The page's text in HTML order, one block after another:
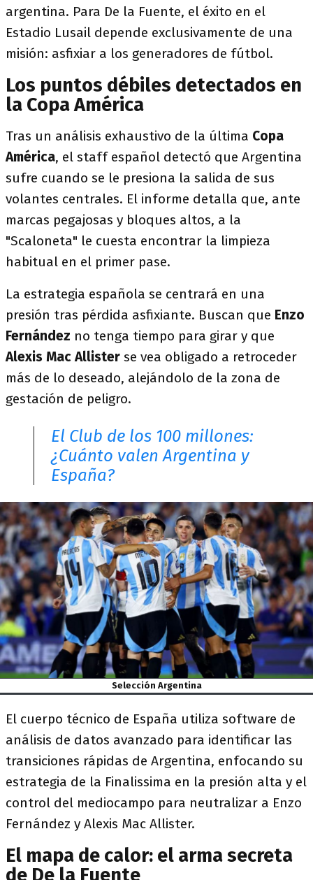
argentina. Para De la Fuente, el éxito en el
Estadio Lusail depende exclusivamente de una
misión: asfixiar a los generadores de fútbol.
Los puntos débiles detectados en
la Copa América
Tras un análisis exhaustivo de la última Copa
América, el staff español detectó que Argentina
sufre cuando se le presiona la salida de sus
volantes centrales. El informe detalla que, ante
marcas pegajosas y bloques altos, a la
"Scaloneta" le cuesta encontrar la limpieza
habitual en el primer pase.
La estrategia española se centrará en una
presión tras pérdida asfixiante. Buscan que Enzo
Fernández no tenga tiempo para girar y que
Alexis Mac Allister se vea obligado a retroceder
más de lo deseado, alejándolo de la zona de
gestación de peligro.
El Club de los 100 millones:
¿Cuánto valen Argentina y
España?
Selección Argentina
El cuerpo técnico de España utiliza software de
análisis de datos avanzado para identificar las
transiciones rápidas de Argentina, enfocando su
estrategia de la Finalissima en la presión alta y el
control del mediocampo para neutralizar a Enzo
Fernández y Alexis Mac Allister.
El mapa de calor: el arma secreta
de De la Fuente